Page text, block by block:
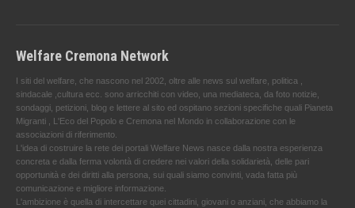
Welfare Cremona Network
I siti del welfare, che nascono nel 2002, oltre alle news sul welfare, politica ,
sindacale ,cultura ecc. sono arricchiti con video, una mediateca, da foto notizie,
sondaggi, petizioni, blog e lettere al sito ed ospitano sezioni specifiche quali Pianeta
Migranti , L'Eco del Popolo e Cremona nel Mondo in collaborazione con le
associazioni di riferimento.
L'idea di costruire la rete dei portali Welfare News nasce dalla nostra esperienza
concreta e dalla ferma volontà di credere nei valori della solidarietà, delle pari
opportunità e dei diritti alla persona, sui quali siamo convinti, vada fatta più
comunicazione e migliore informazione.
L'ambizione è quella di intercettare quei cittadini, giovani o anziani, che abbiamo la